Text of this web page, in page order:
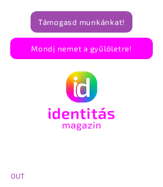
Támogasd munkánkat!
Mondj nemet a gyűlöletre!
OUT